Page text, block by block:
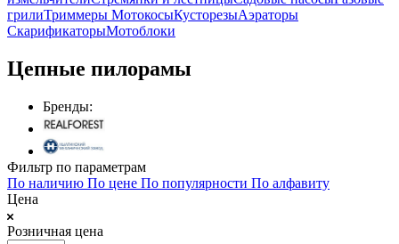
грилиТриммеры МотокосыКусторезыАэраторы
СкарификаторыМотоблоки
Цепные пилорамы
Бренды:
Фильтр по параметрам
По наличию По цене По популярности По алфавиту
Цена
Розничная цена